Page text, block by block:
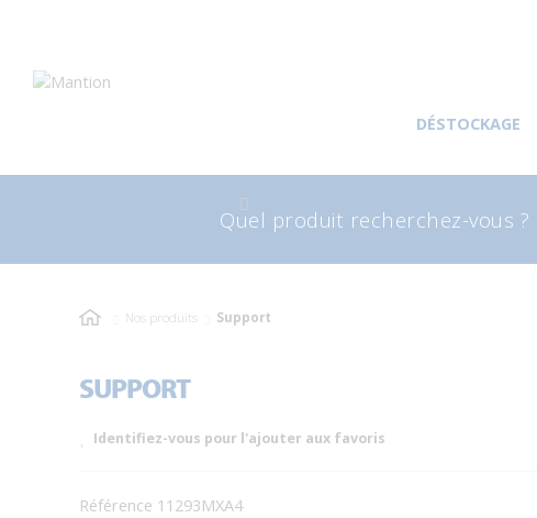
Aller
Aller
DÉSTOCKAGE
Recherche
Nos produits Support
SUPPORT
Identifiez-vous pour l'ajouter aux favoris
Référence 11293MXA4